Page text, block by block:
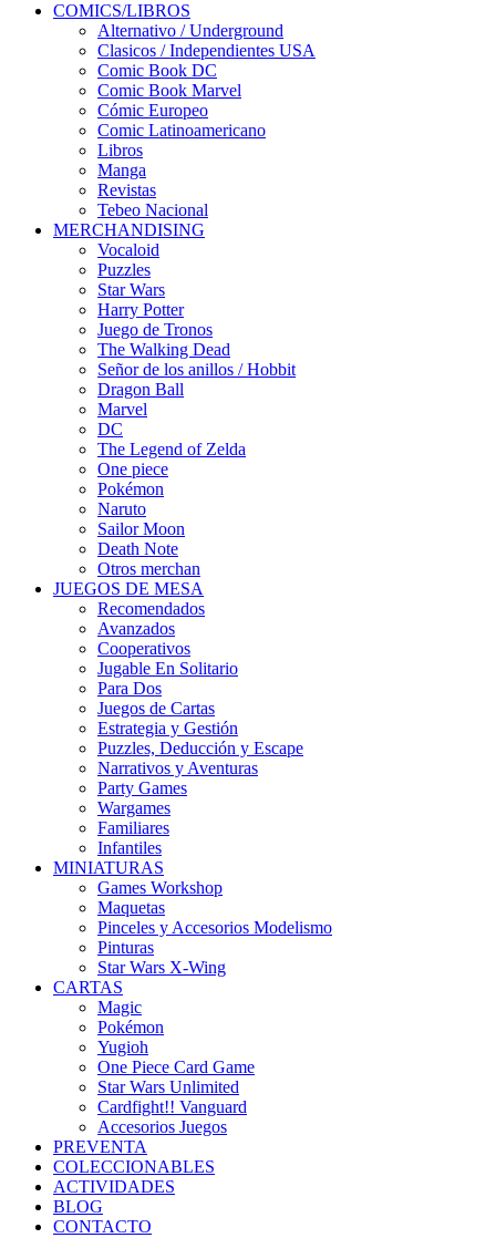
COMICS/LIBROS
Alternativo / Underground
Clasicos / Independientes USA
Comic Book DC
Comic Book Marvel
Cómic Europeo
Comic Latinoamericano
Libros
Manga
Revistas
Tebeo Nacional
MERCHANDISING
Vocaloid
Puzzles
Star Wars
Harry Potter
Juego de Tronos
The Walking Dead
Señor de los anillos / Hobbit
Dragon Ball
Marvel
DC
The Legend of Zelda
One piece
Pokémon
Naruto
Sailor Moon
Death Note
Otros merchan
JUEGOS DE MESA
Recomendados
Avanzados
Cooperativos
Jugable En Solitario
Para Dos
Juegos de Cartas
Estrategia y Gestión
Puzzles, Deducción y Escape
Narrativos y Aventuras
Party Games
Wargames
Familiares
Infantiles
MINIATURAS
Games Workshop
Maquetas
Pinceles y Accesorios Modelismo
Pinturas
Star Wars X-Wing
CARTAS
Magic
Pokémon
Yugioh
One Piece Card Game
Star Wars Unlimited
Cardfight!! Vanguard
Accesorios Juegos
PREVENTA
COLECCIONABLES
ACTIVIDADES
BLOG
CONTACTO